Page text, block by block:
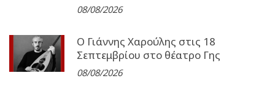
08/08/2026
Ο Γιάννης Χαρούλης στις 18
Σεπτεμβρίου στο θέατρο Γης
08/08/2026